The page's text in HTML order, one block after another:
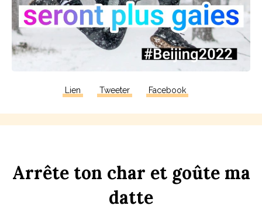
Lien Tweeter Facebook
Arrête ton char et goûte ma
datte